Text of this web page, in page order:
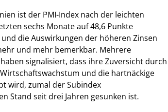
ist der PMI-Index nach der leichten
sechs Monate auf 48,6 Punkte
die Auswirkungen der höheren Zinsen
und mehr bemerkbar. Mehrere
signalisiert, dass ihre Zuversicht durch
und die hartnäckige
wird, zumal der Subindex
Stand seit drei Jahren gesunken ist.